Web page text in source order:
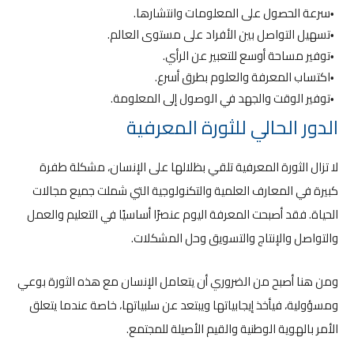
سرعة الحصول على المعلومات وانتشارها.
تسهيل التواصل بين الأفراد على مستوى العالم.
توفير مساحة أوسع للتعبير عن الرأي.
اكتساب المعرفة والعلوم بطرق أسرع.
توفير الوقت والجهد في الوصول إلى المعلومة.
الدور الحالي للثورة المعرفية
لا تزال الثورة المعرفية تلقي بظلالها على الإنسان، مشكلة طفرة
كبيرة في المعارف العلمية والتكنولوجية التي شملت جميع مجالات
الحياة. فقد أصبحت المعرفة اليوم عنصرًا أساسيًا في التعليم والعمل
والتواصل والإنتاج والتسويق وحل المشكلات.
ومن هنا أصبح من الضروري أن يتعامل الإنسان مع هذه الثورة بوعي
ومسؤولية، فيأخذ إيجابياتها ويبتعد عن سلبياتها، خاصة عندما يتعلق
الأمر بالهوية الوطنية والقيم الأصيلة للمجتمع.